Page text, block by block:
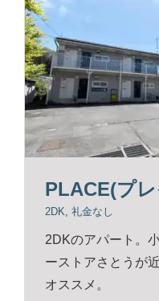
PLACE(プ
2DK, 礼金なし
2DKのアパート。
ーストアさとうが
オススメ。